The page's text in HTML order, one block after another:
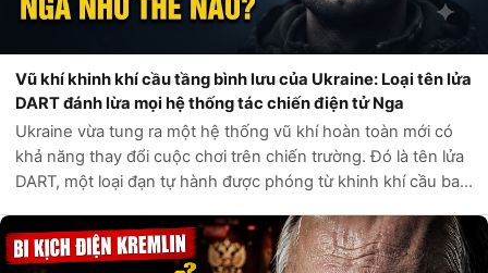
Vũ khí khinh khí cầu tầng bình lưu của Ukraine: Loại tên lửa
DART đánh lừa mọi hệ thống tác chiến điện tử Nga
Ukraine vừa tung ra một hệ thống vũ khí hoàn toàn mới có
khả năng thay đổi cuộc chơi trên chiến trường. Đó là tên lửa
DART, một loại đạn tự hành được phóng từ khinh khí cầu bay
thẳng vào mục t...